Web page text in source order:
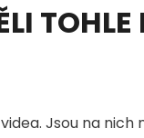
TOHLE
Jsou na nich